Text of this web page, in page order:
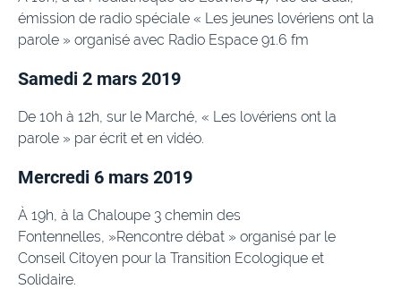
émission de radio spéciale « Les jeunes lovériens ont la
parole » organisé avec Radio Espace 91.6 fm
Samedi 2 mars 2019
De 10h à 12h, sur le Marché, « Les lovériens ont la
parole » par écrit et en vidéo.
Mercredi 6 mars 2019
À 19h, à la Chaloupe 3 chemin des
Fontennelles, »Rencontre débat » organisé par le
Conseil Citoyen pour la Transition Ecologique et
Solidaire.